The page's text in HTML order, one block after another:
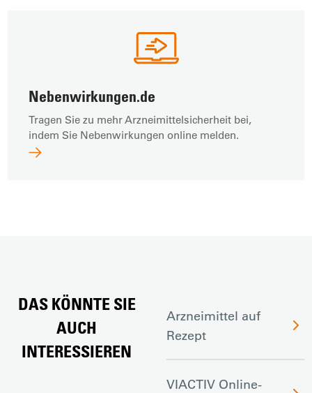
Nebenwirkungen.de
Tragen Sie zu mehr Arzneimittelsicherheit bei,
indem Sie Nebenwirkungen online melden.
DAS KÖNNTE SIE
AUCH
INTERESSIEREN
Arzneimittel auf
Rezept
VIACTIV Online-